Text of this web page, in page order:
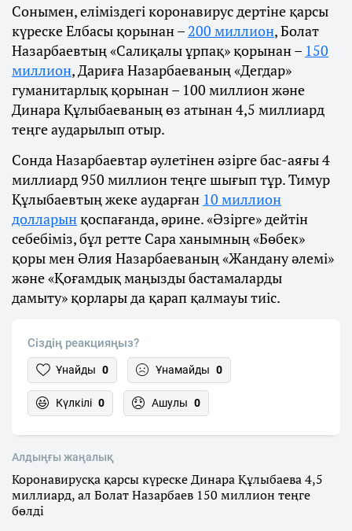
Сонымен, еліміздегі коронавирус дертіне қарсы
күреске Елбасы қорынан – 200 миллион, Болат
Назарбаевтың «Салиқалы ұрпақ» қорынан – 150
миллион, Дариға Назарбаеваның «Дегдар»
гуманитарлық қорынан – 100 миллион және
Динара Құлыбаеваның өз атынан 4,5 миллиард
теңге аударылып отыр.
Сонда Назарбаевтар әулетінен әзірге бас-аяғы 4
миллиард 950 миллион теңге шығып тұр. Тимур
Құлыбаевтың жеке аударған 10 миллион
долларынқоспағанда, әрине. «Әзірге» дейтін
себебіміз, бұл ретте Сара ханымның «Бөбек»
қоры мен Әлия Назарбаеваның «Жандану әлемі»
және «Қоғамдық маңызды бастамаларды
дамыту» қорлары да қарап қалмауы тиіс.
Сіздің реакцияңыз?
Ұнайды 0 Ұнамайды 0
Күлкілі 0 Ашулы 0
Алдыңғы жаңалық
Коронавирусқа қарсы күреске Динара Құлыбаева 4,5
миллиард, ал Болат Назарбаев 150 миллион теңге
бөлді